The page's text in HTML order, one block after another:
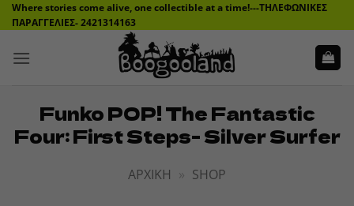
Μετάβαση
στο
Where stories come alive, one collectible at a time!---ΤΗΛΕΦΩΝΙΚΕΣ
ΠΑΡΑΓΓΕΛΙΕΣ- 2421314163
Funko POP! The Fantastic
Four: First Steps- Silver Surfer
ΑΡΧΙΚΉ » SHOP